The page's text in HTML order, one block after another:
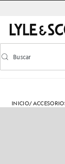
Saltar al
Información de
Activar/
Buscar
INICIO/